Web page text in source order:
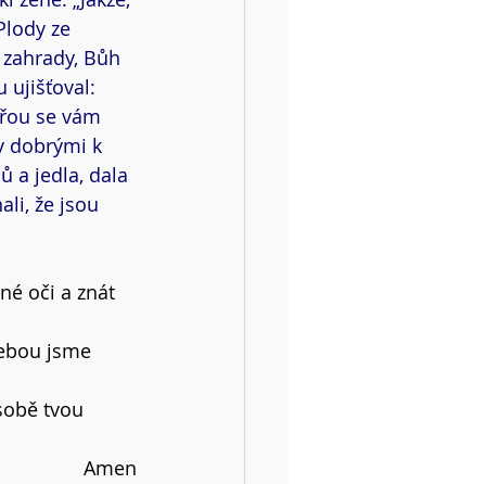
ze
Bůh
ujišťoval:
se vám
dobrými k
a jedla, dala
že jsou
oči a znát
jsme
tvou
Amen